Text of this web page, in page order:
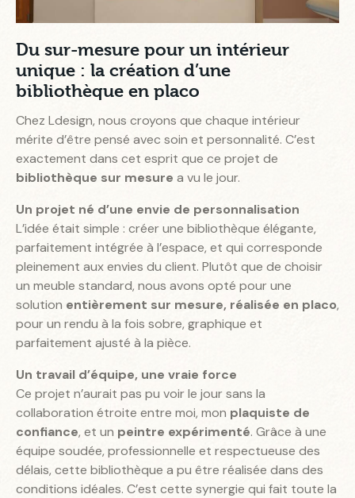
Du sur-mesure pour un intérieur
unique : la création d’une
bibliothèque en placo
Chez Ldesign, nous croyons que chaque intérieur
mérite d’être pensé avec soin et personnalité. C’est
exactement dans cet esprit que ce projet de
bibliothèque sur mesure a vu le jour.
Un projet né d’une envie de personnalisation
L’idée était simple : créer une bibliothèque élégante,
parfaitement intégrée à l’espace, et qui corresponde
pleinement aux envies du client. Plutôt que de choisir
un meuble standard, nous avons opté pour une
solution entièrement sur mesure, réalisée en placo,
pour un rendu à la fois sobre, graphique et
parfaitement ajusté à la pièce.
Un travail d’équipe, une vraie force
Ce projet n’aurait pas pu voir le jour sans la
collaboration étroite entre moi, mon plaquiste de
confiance, et un peintre expérimenté. Grâce à une
équipe soudée, professionnelle et respectueuse des
délais, cette bibliothèque a pu être réalisée dans des
conditions idéales. C’est cette synergie qui fait toute la